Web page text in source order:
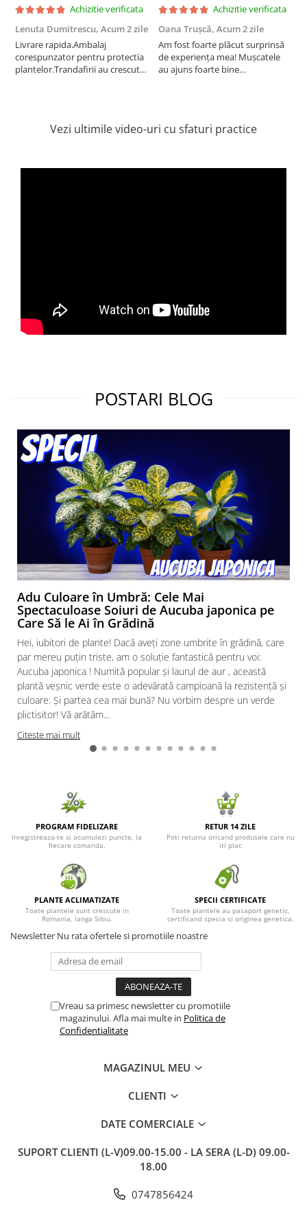
Achizitie verificata
Lenuta Dumitrescu, Acum 2 zile
Livrare rapida.Ambalaj
corespunzator pentru protectia
plantelor.Trandafirii au crescut
Achizitie verificata
Oana Trușcă, Acum 2 zile
Am fost foarte plăcut surprinsă
de experiența mea! Mușcatele
au ajuns foarte bine
sunt frumos înflorite și...
Vezi ultimile video-uri cu sfaturi practice
POSTARI BLOG
Adu Culoare în Umbră: Cele Mai
Spectaculoase Soiuri de Aucuba japonica pe
Care Să le Ai în Grădină
Hei, iubitori de plante! Dacă aveți zone umbrite în grădină, care
par mereu puțin triste, am o soluție fantastică pentru voi:
Aucuba japonica ! Numită popular și laurul de aur , această
plantă veșnic verde este o adevărată campioană la rezistență și
culoare. Și partea cea mai bună? Nu vorbim despre un verde
plictisitor! Vă arătăm...
Citeste mai mult
PROGRAM FIDELIZARE
Inregistreaza-te si acumulezi puncte, la
fiecare comanda.
RETUR 14 ZILE
Poti returna oricand produsele care nu
iti plac
PLANTE ACLIMATIZATE
Toate plantele sunt crescute in
Romania, langa Sibiu.
SPECII CERTIFICATE
Toate plantele au pasaport genetic,
certificand specia si originea genetica.
Newsletter Nu rata ofertele si promotiile noastre
Vreau sa primesc newsletter cu promotiile
magazinului. Afla mai multe in Politica de
Confidentialitate
MAGAZINUL MEU
CLIENTI
DATE COMERCIALE
SUPORT CLIENTI (L-V)09.00-15.00 - LA SERA (L-D) 09.00-
18.00
0747856424